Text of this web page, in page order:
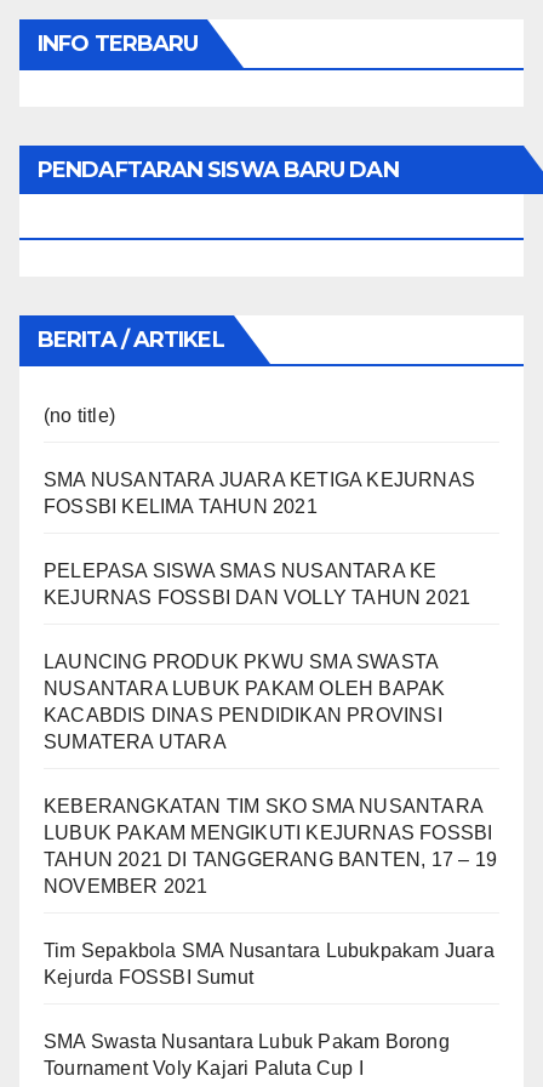
INFO TERBARU
PENDAFTARAN SISWA BARU DAN
BERITA / ARTIKEL
(no title)
SMA NUSANTARA JUARA KETIGA KEJURNAS
FOSSBI KELIMA TAHUN 2021
PELEPASA SISWA SMAS NUSANTARA KE
KEJURNAS FOSSBI DAN VOLLY TAHUN 2021
LAUNCING PRODUK PKWU SMA SWASTA
NUSANTARA LUBUK PAKAM OLEH BAPAK
KACABDIS DINAS PENDIDIKAN PROVINSI
SUMATERA UTARA
KEBERANGKATAN TIM SKO SMA NUSANTARA
LUBUK PAKAM MENGIKUTI KEJURNAS FOSSBI
TAHUN 2021 DI TANGGERANG BANTEN, 17 – 19
NOVEMBER 2021
Tim Sepakbola SMA Nusantara Lubukpakam Juara
Kejurda FOSSBI Sumut
SMA Swasta Nusantara Lubuk Pakam Borong
Tournament Voly Kajari Paluta Cup I